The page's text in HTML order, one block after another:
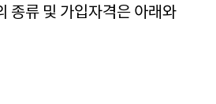
종류 및 가입자격은 아래와